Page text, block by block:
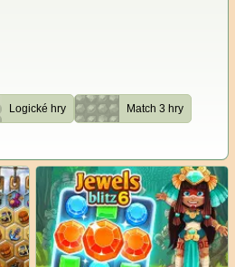
Logické hry Match 3 hry